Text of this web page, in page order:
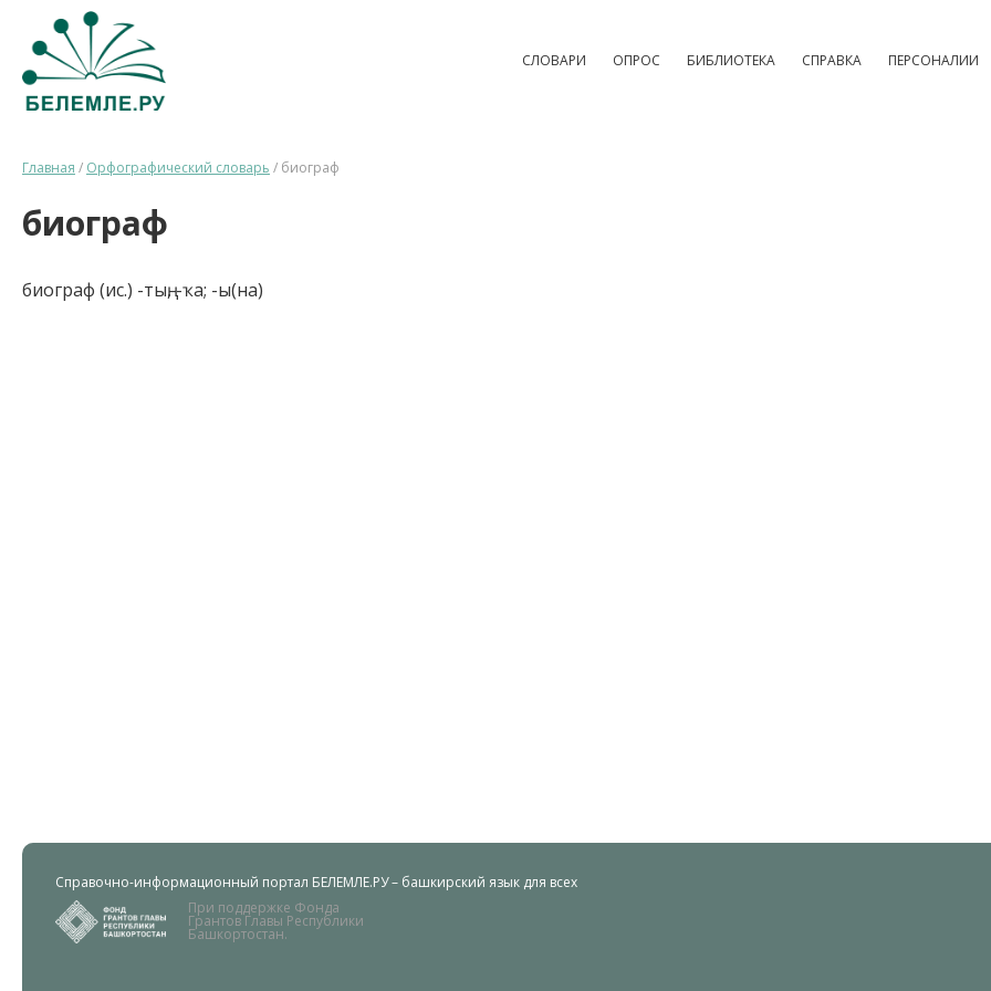
СЛОВАРИ ОПРОС БИБЛИОТЕКА СПРАВКА ПЕРСОНАЛИИ
Главная / Орфографический словарь / биограф
биограф
биограф (ис.) -тың, -ҡа; -ы(на)
Справочно-информационный портал БЕЛЕМЛЕ.РУ – башкирский язык для всех
При поддержке Фонда
Грантов Главы Республики
Башкортостан.